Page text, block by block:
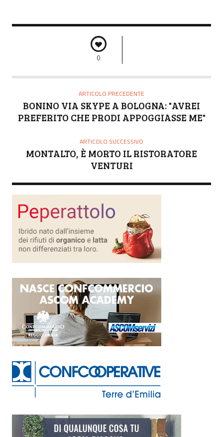
0
ARTICOLO PRECEDENTE
BONINO VIA SKYPE A BOLOGNA: "AVREI
PREFERITO CHE PRODI APPOGGIASSE ME"
ARTICOLO SUCCESSIVO
MONTALTO, È MORTO IL RISTORATORE
VENTURI